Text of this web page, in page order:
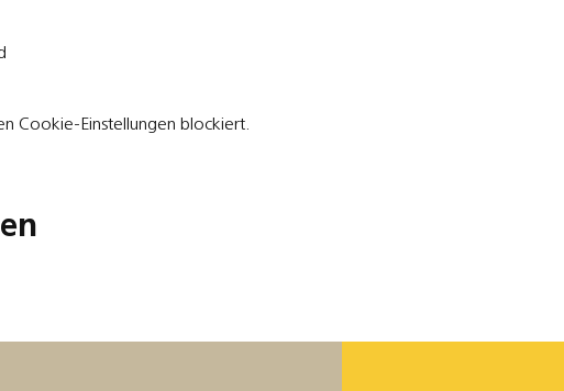
Cookie-Einstellungen blockiert.